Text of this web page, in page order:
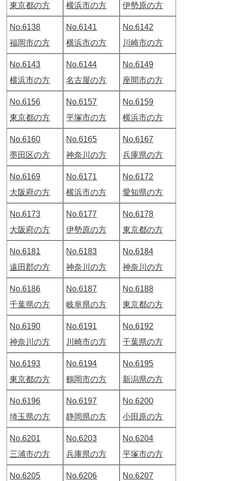
東京都の方
横浜市の方
伊勢原の方
No.6138
福岡市の方
No.6141
横浜市の方
No.6142
川崎市の方
No.6143
横浜市の方
No.6144
名古屋の方
No.6149
座間市の方
No.6156
東京都の方
No.6157
平塚市の方
No.6159
横浜市の方
No.6160
墨田区の方
No.6165
神奈川の方
No.6167
兵庫県の方
No.6169
大阪府の方
No.6171
横浜市の方
No.6172
愛知県の方
No.6173
大阪府の方
No.6177
伊勢原の方
No.6178
東京都の方
No.6181
遠田郡の方
No.6183
神奈川の方
No.6184
神奈川の方
No.6186
千葉県の方
No.6187
岐阜県の方
No.6188
東京都の方
No.6190
神奈川の方
No.6191
川崎市の方
No.6192
千葉県の方
No.6193
東京都の方
No.6194
鶴岡市の方
No.6195
新潟県の方
No.6196
埼玉県の方
No.6197
静岡県の方
No.6200
小田原の方
No.6201
三浦市の方
No.6203
兵庫県の方
No.6204
平塚市の方
No.6205
No.6206
No.6207